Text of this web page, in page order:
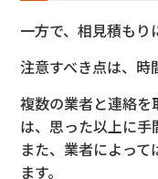
一方で、相見積もり
注意すべき点は、時
複数の業者と連絡を
は、思った以上に手
また、業者によっ
ます。